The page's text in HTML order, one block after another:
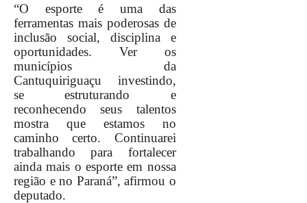
“O esporte é uma das
ferramentas mais poderosas de
inclusão social, disciplina e
oportunidades. Ver os
municípios da
Cantuquiriguaçu investindo,
se estruturando e
reconhecendo seus talentos
mostra que estamos no
caminho certo. Continuarei
trabalhando para fortalecer
ainda mais o esporte em nossa
região e no Paraná”, afirmou o
deputado.